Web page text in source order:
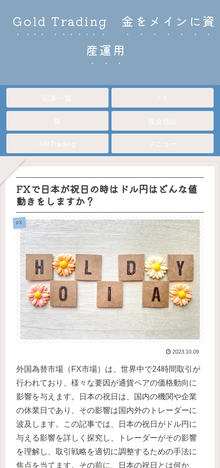
Gold Trading 金をメインに資
産運用
FXで日本が祝日の時はドル円はどんな値
動きをしますか？
FX
2023.10.09
外国為替市場（FX市場）は、世界中で24時間取引が
行われており、様々な要因が通貨ペアの価格動向に
影響を与えます。日本の祝日は、国内の機関や企業
の休業日であり、その影響は国内外のトレーダーに
波及します。この記事では、日本の祝日がドル円に
与える影響を詳しく探究し、トレーダーがその影響
を理解し、取引戦略を適切に調整するための手法に
焦点を当てます。その前に、日本の祝日とは何か、